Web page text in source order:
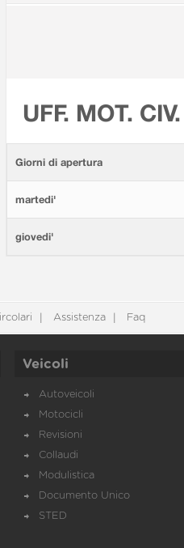
UFF. MOT.
Giorni di apertura
martedi'
giovedi'
Assistenza Faq
Veicoli
Autoveicoli
Motocicli
Revisioni
Collaudi
Modulistica
Documento Unico
STED